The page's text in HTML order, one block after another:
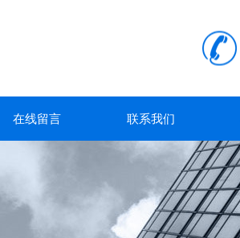
在线留言 联系我们